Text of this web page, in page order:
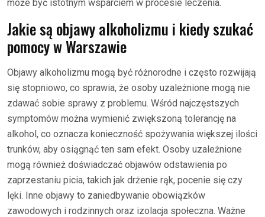
może być istotnym wsparciem w procesie leczenia.
Jakie są objawy alkoholizmu i kiedy szukać
pomocy w Warszawie
Objawy alkoholizmu mogą być różnorodne i często rozwijają
się stopniowo, co sprawia, że osoby uzależnione mogą nie
zdawać sobie sprawy z problemu. Wśród najczęstszych
symptomów można wymienić zwiększoną tolerancję na
alkohol, co oznacza konieczność spożywania większej ilości
trunków, aby osiągnąć ten sam efekt. Osoby uzależnione
mogą również doświadczać objawów odstawienia po
zaprzestaniu picia, takich jak drżenie rąk, pocenie się czy
lęki. Inne objawy to zaniedbywanie obowiązków
zawodowych i rodzinnych oraz izolacja społeczna. Ważne